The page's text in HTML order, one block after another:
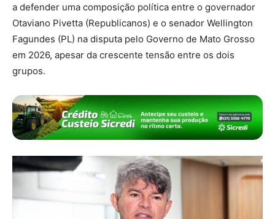
a defender uma composição política entre o governador
Otaviano Pivetta (Republicanos) e o senador Wellington
Fagundes (PL) na disputa pelo Governo de Mato Grosso
em 2026, apesar da crescente tensão entre os dois
grupos.